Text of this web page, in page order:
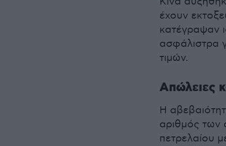
έχουν
κατέγραψαν
ασφάλιστρα
τιμών.
Απώλειες
Η
αριθμός των
πετρελαίου